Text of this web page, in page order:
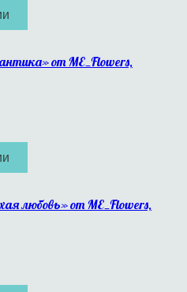
от ME_Flowers,
любовь» от ME_Flowers,